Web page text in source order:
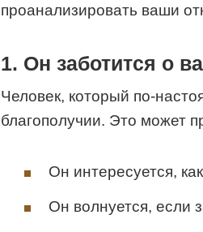
проанализировать ваши
1. Он заботится о
Человек, который по-
благополучии. Это может
Он интересуется,
Он волнуется, если